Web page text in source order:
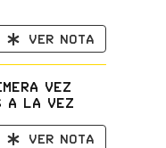
Ver nota
vez
a la vez
Ver nota